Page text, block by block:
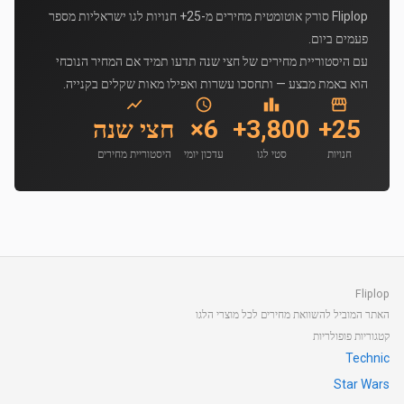
Fliplop סורק אוטומטית מחירים מ-25+ חנויות לגו ישראליות מספר
פעמים ביום.
עם היסטוריית מחירים של חצי שנה תדעו תמיד אם המחיר הנוכחי
הוא באמת מבצע — ותחסכו עשרות ואפילו מאות שקלים בקנייה.
25+
חנויות
3,800+
סטי לגו
6×
עדכון יומי
חצי שנה
היסטוריית מחירים
Fliplop
האתר המוביל להשוואת מחירים לכל מוצרי הלגו
קטגוריות פופולריות
Technic
Star Wars